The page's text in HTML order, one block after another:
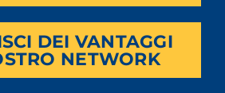
DEI VANTAGGI
NETWORK